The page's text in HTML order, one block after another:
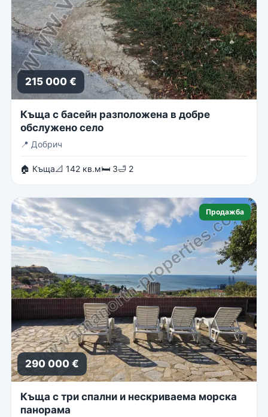
215 000 €
Къща с басейн разположена в добре
обслужено село
📍 Добрич
🏠 Къща📐 142 кв.м🛏 3🛁 2
Продажба
290 000 €
Къща с три спални и нескриваема морска
панорама